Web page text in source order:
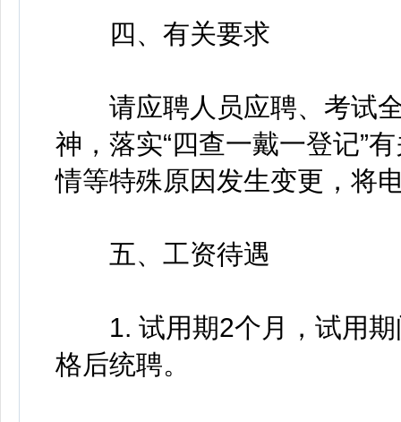
四、有关要求
请应聘人员应聘、考试全
神，落实“四查一戴一登记”
情等特殊原因发生变更，将
五、工资待遇
1. 试用期2个月，试用期
格后统聘。